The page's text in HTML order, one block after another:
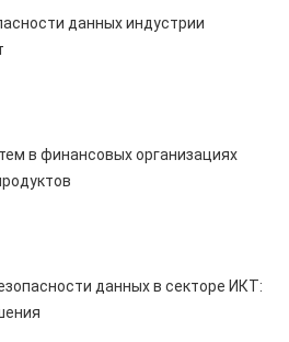
данных индустрии
в финансовых организациях
данных в секторе ИКТ: